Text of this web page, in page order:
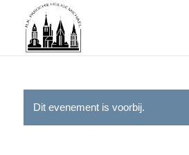
Dit evenement is voorbij.